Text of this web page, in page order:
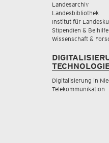
Landesarchiv
Landesbibliothek
Institut für
Stipendien &
Wissenschaft &
Digitalisierung in
Telekommunikation